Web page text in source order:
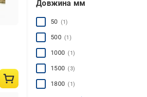
скловолокно
склопластик
Довжина мм
50 (1)
500(1)
1000(1)
1500(3)
1800(1)